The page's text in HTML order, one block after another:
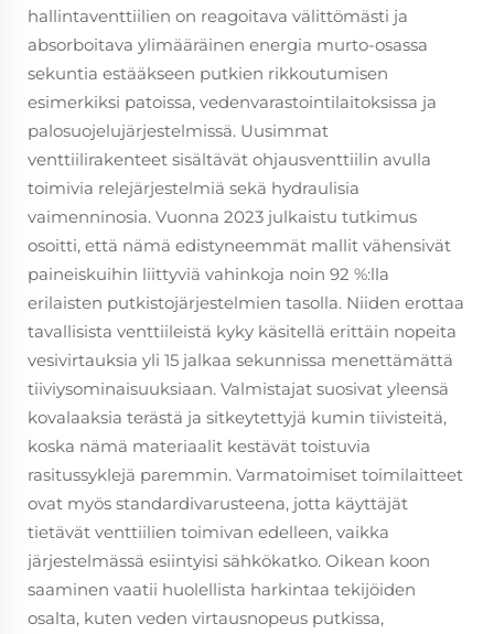
hallintaventtiilien on reagoitava välittömästi ja
absorboitava ylimääräinen energia murto-osassa
sekuntia estääkseen putkien rikkoutumisen
esimerkiksi patoissa, vedenvarastointilaitoksissa ja
palosuojelujärjestelmissä. Uusimmat
venttiilirakenteet sisältävät ohjausventtiilin avulla
toimivia relejärjestelmiä sekä hydraulisia
vaimenninosia. Vuonna 2023 julkaistu tutkimus
osoitti, että nämä edistyneemmät mallit vähensivät
paineiskuihin liittyviä vahinkoja noin 92 %:lla
erilaisten putkistojärjestelmien tasolla. Niiden erottaa
tavallisista venttiileistä kyky käsitellä erittäin nopeita
vesivirtauksia yli 15 jalkaa sekunnissa menettämättä
tiiviysominaisuuksiaan. Valmistajat suosivat yleensä
kovalaaksia terästä ja sitkeytettyjä kumin tiivisteitä,
koska nämä materiaalit kestävät toistuvia
rasitussyklejä paremmin. Varmatoimiset toimilaitteet
ovat myös standardivarusteena, jotta käyttäjät
tietävät venttiilien toimivan edelleen, vaikka
järjestelmässä esiintyisi sähkökatko. Oikean koon
saaminen vaatii huolellista harkintaa tekijöiden
osalta, kuten veden virtausnopeus putkissa,